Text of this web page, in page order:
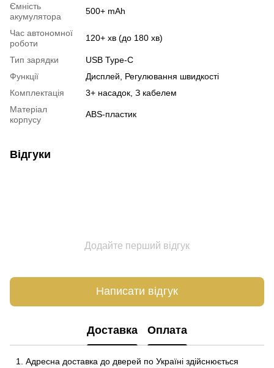
Ємність
акумулятора
500+ mAh
Час автономної
роботи
120+ хв (до 180 хв)
Тип зарядки
USB Type-C
Функції
Дисплей, Регулювання швидкості
Комплектація
3+ насадок, З кабелем
Матеріал
корпусу
ABS-пластик
Відгуки
Додайте перший відгук
Написати відгук
Доставка Оплата
Адресна доставка до дверей по Україні здійснюється